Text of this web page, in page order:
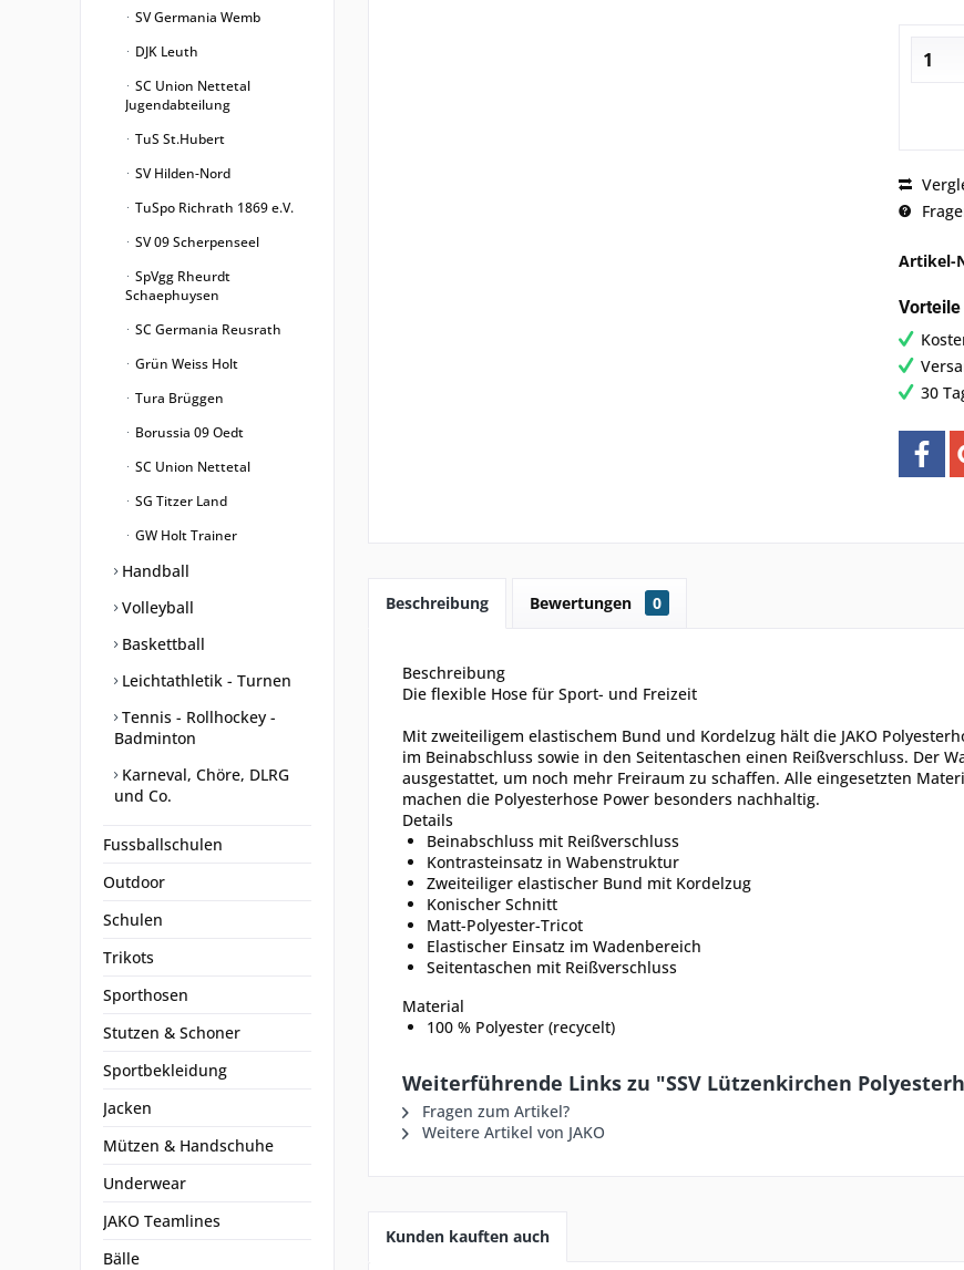
SV Germania Wemb
DJK Leuth
SC Union Nettetal
Jugendabteilung
TuS St.Hubert
SV Hilden-Nord
TuSpo Richrath 1869 e.V.
SV 09 Scherpenseel
SpVgg Rheurdt
Schaephuysen
SC Germania Reusrath
Grün Weiss Holt
Tura Brüggen
Borussia 09 Oedt
SC Union Nettetal
SG Titzer Land
GW Holt Trainer
Handball
Volleyball
Baskettball
Leichtathletik - Turnen
Tennis - Rollhockey -
Badminton
Karneval, Chöre, DLRG
und Co.
Fussballschulen
Outdoor
Schulen
Trikots
Sporthosen
Stutzen & Schoner
Sportbekleidung
Jacken
Mützen & Handschuhe
Underwear
JAKO Teamlines
Bälle
Artikel-
Vorteile
30
Beschreibung Bewertungen 0
Beschreibung
Die flexible Hose für Sport- und Freizeit
Mit zweiteiligem elastischem Bund und Kordelzug hält die JAKO
im Beinabschluss sowie in den Seitentaschen einen Reißverschluss. Der
ausgestattet, um noch mehr Freiraum zu schaffen. Alle eingesetzten
machen die Polyesterhose Power besonders nachhaltig.
Details
Beinabschluss mit Reißverschluss
Kontrasteinsatz in Wabenstruktur
Zweiteiliger elastischer Bund mit Kordelzug
Konischer Schnitt
Matt-Polyester-Tricot
Elastischer Einsatz im Wadenbereich
Seitentaschen mit Reißverschluss
Material
100 % Polyester (recycelt)
Weiterführende Links zu "SSV Lützenkirchen
Fragen zum Artikel?
Weitere Artikel von JAKO
Kunden kauften auch